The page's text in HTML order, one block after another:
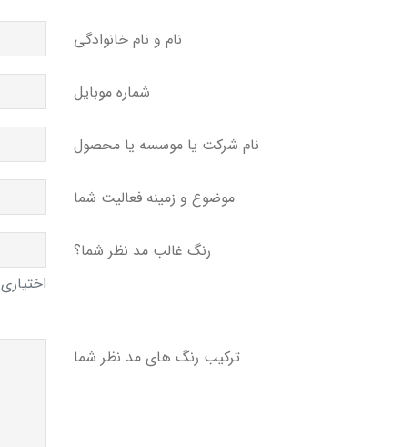
نام و نام خانوادگی
شماره موبایل
نام شرکت یا موسسه یا محصول
موضوع و زمینه فعالیت شما
رنگ غالب مد نظر شما؟
اختیاری
ترکیب رنگ های مد نظر شما